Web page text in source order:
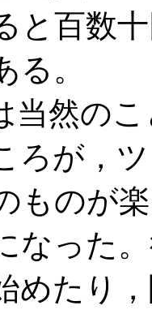
と百数
る。
然の
ろが，
ものが
なった
めたり